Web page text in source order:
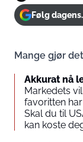
Følg
Mange gjør
Akkurat nå
Markedets
favoritten
Skal du til
kan koste